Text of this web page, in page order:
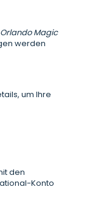
Orlando Magic
werden
um Ihre
den
Konto